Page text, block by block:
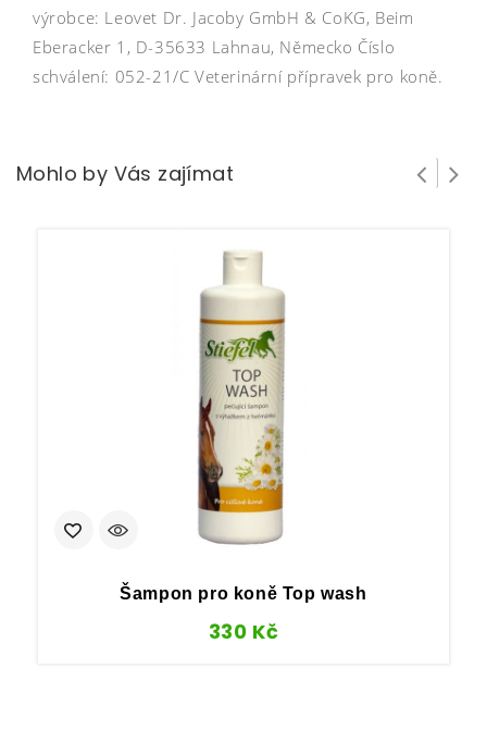
výrobce: Leovet Dr. Jacoby GmbH & CoKG, Beim
Eberacker 1, D-35633 Lahnau, Německo Číslo
schválení: 052-21/C Veterinární přípravek pro koně.
Mohlo by Vás zajímat
Šampon pro koně Top wash
330 Kč